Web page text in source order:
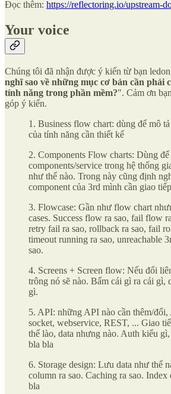
Đọc thêm: https://reflectoring.io/upstream-
Your voice
Chúng tôi đã nhận được ý kiến từ bạn
nghĩ sao về những mục cơ bản cần phải
tính năng trong phần mềm?". Cảm ơn
góp ý kiến.
1. Business flow chart: dùng để mô
của tính năng cần thiết kế
2. Components Flow charts: Dùng để
components/service trong hệ thống
như thế nào. Trong này cũng định
component của 3rd mình cần giao
3. Flowcase: Gần như flow chart
cases. Success flow ra sao, fail flow
retry fail ra sao, rollback ra sao, fail
timeout running ra sao, unreachable
sao.
4. Screens + Screen flow: Nếu đổi
trông nó sẽ nào. Bấm cái gì ra cái gì,
gì.
5. API: những API nào cần thêm/
socket, webservice, REST, ... Giao
thế lào, data nhưng nào. Auth kiểu
bla bla
6. Storage design: Lưu data như thế
column ra sao. Caching ra sao. Index
bla